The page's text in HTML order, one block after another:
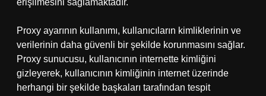
erişilmesini sağlamaktadır.
Proxy ayarının kullanımı, kullanıcıların kimliklerinin ve
verilerinin daha güvenli bir şekilde korunmasını sağlar.
Proxy sunucusu, kullanıcının internette kimliğini
gizleyerek, kullanıcının kimliğinin internet üzerinde
herhangi bir şekilde başkaları tarafından tespit